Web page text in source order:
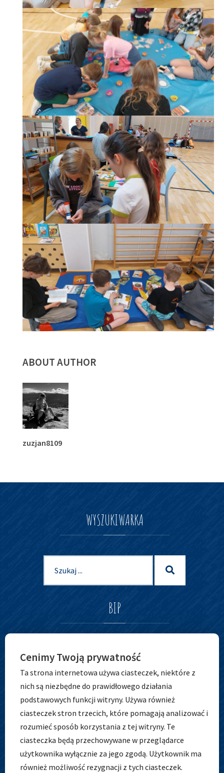
ABOUT AUTHOR
zuzjan8109
WYSZUKIWARKA
dla:
BIP
ADRES
Cenimy Twoją prywatność
Ta strona internetowa używa ciasteczek, niektóre z
nich są niezbędne do prawidłowego działania
podstawowych funkcji witryny. Używa również
ciasteczek stron trzecich, które pomagają analizować i
rozumieć sposób korzystania z tej witryny. Te
ciasteczka będą przechowywane w przeglądarce
użytkownika wyłącznie za jego zgodą. Użytkownik ma
również możliwość rezygnacji z tych ciasteczek.